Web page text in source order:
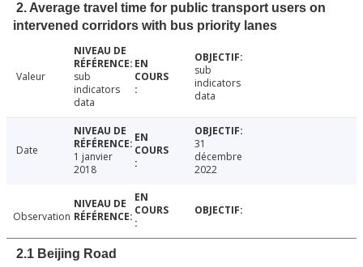
2. Average travel time for public transport users on
intervened corridors with bus priority lanes
Valeur
sub
indicators
data
sub
indicators
data
Date
1 janvier
2018
31
décembre
2022
Observation
2.1 Beijing Road